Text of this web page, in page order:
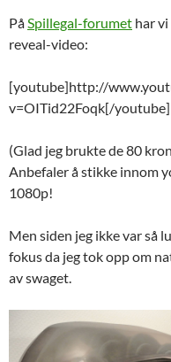
PåSpillegal-forumet har
reveal-video:
[youtube]http://
v=OITid22Foqk[/youtube]
(Glad jeg brukte de 80
Anbefaler å stikke innom
1080p!
Men siden jeg ikke var så
fokus da jeg tok opp om
av swaget.